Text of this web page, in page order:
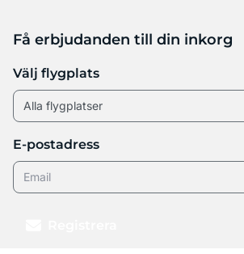
Få erbjudanden till din inkorg
Välj flygplats
E-postadress